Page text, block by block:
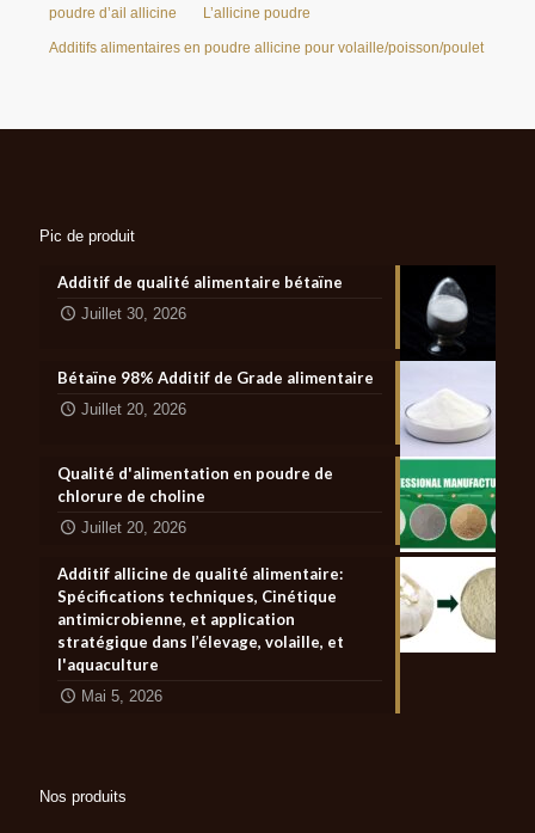
poudre d’ail allicine L’allicine poudre
Additifs alimentaires en poudre allicine pour volaille/poisson/poulet
Pic de produit
Additif de qualité alimentaire bétaïne
Juillet 30, 2026
Bétaïne 98% Additif de Grade alimentaire
Juillet 20, 2026
Qualité d'alimentation en poudre de
chlorure de choline
Juillet 20, 2026
Additif allicine de qualité alimentaire:
Spécifications techniques, Cinétique
antimicrobienne, et application
stratégique dans l’élevage, volaille, et
l'aquaculture
Mai 5, 2026
Nos produits